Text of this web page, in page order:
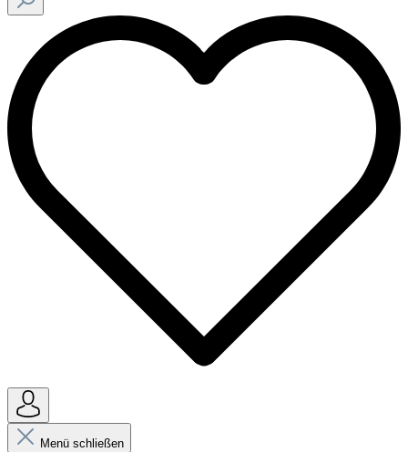
Menü schließen